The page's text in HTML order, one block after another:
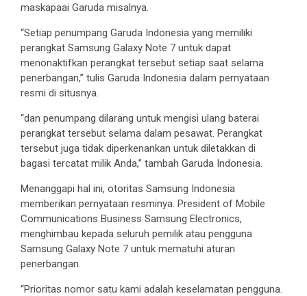
maskapaai Garuda misalnya.
“Setiap penumpang Garuda Indonesia yang memiliki
perangkat Samsung Galaxy Note 7 untuk dapat
menonaktifkan perangkat tersebut setiap saat selama
penerbangan,” tulis Garuda Indonesia dalam pernyataan
resmi di situsnya.
“dan penumpang dilarang untuk mengisi ulang baterai
perangkat tersebut selama dalam pesawat. Perangkat
tersebut juga tidak diperkenankan untuk diletakkan di
bagasi tercatat milik Anda,” tambah Garuda Indonesia.
Menanggapi hal ini, otoritas Samsung Indonesia
memberikan pernyataan resminya. President of Mobile
Communications Business Samsung Electronics,
menghimbau kepada seluruh pemilik atau pengguna
Samsung Galaxy Note 7 untuk mematuhi aturan
penerbangan.
“Prioritas nomor satu kami adalah keselamatan pengguna.